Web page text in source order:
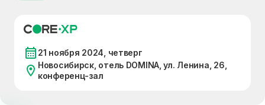
21 ноября 2024, четверг
Новосибирск, отель DOMINA, ул. Ленина, 26,
конференц-зал